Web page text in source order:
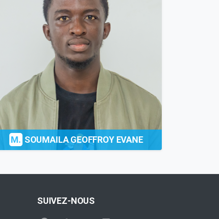
M. SOUMAILA GEOFFROY EVANE
SUIVEZ-NOUS